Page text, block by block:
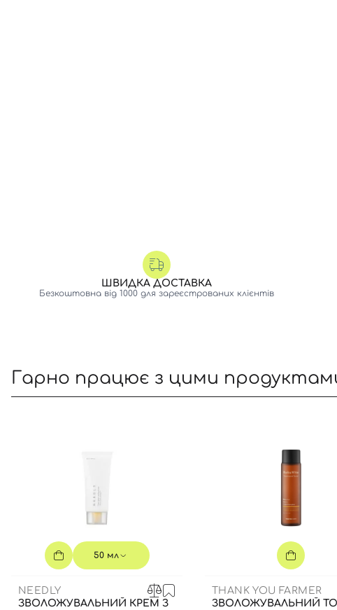
ШВИДКА ДОСТАВКА
Безкоштовна від 1000 для зареєстрованих клієнтів
Гарно працює з цими
50 мл
NEEDLY
ЗВОЛОЖУВАЛЬНИЙ КРЕМ З
THANK YOU FARMER
ЗВОЛОЖУВАЛЬНИЙ